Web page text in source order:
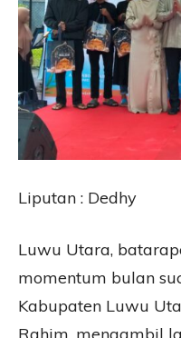
Liputan : Dedhy
Luwu Utara,
momentum bulan
Kabupaten Luwu